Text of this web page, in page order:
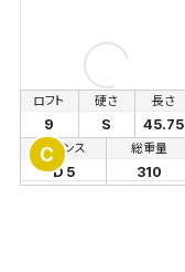
C
ロフト
9
硬さ
S
長さ
45.75
バランス
D 5
総重量
310